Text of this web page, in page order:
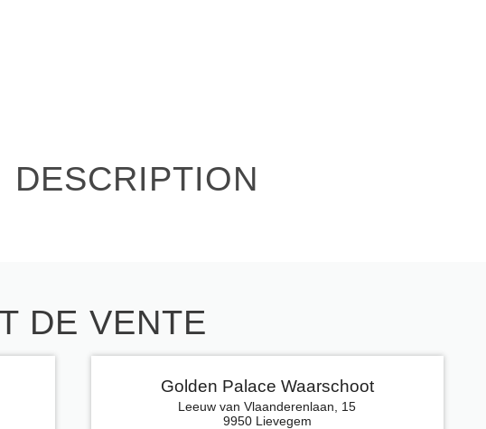
DESCRIPTION
DE VENTE
Golden Palace Waarschoot
Leeuw van Vlaanderenlaan, 15
9950 Lievegem